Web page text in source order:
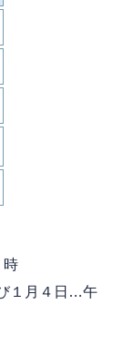
時
１月４日…午